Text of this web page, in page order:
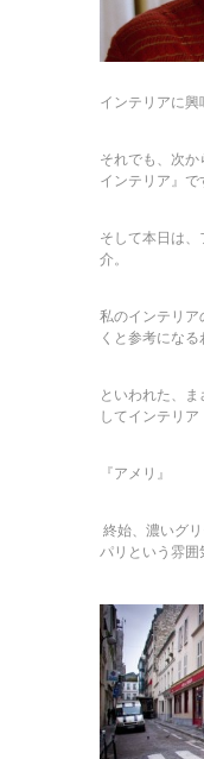
インテリアに興
それでも、次
インテリア』で
そして本日は
介。
私のインテリア
くと参考になる
といわれた、
してインテリア
『アメリ』
終始、濃いグ
パリという雰囲